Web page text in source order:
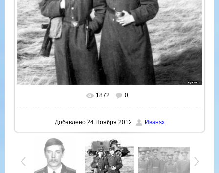
В реальном размере 733x730
1872 0
Добавлено24 Ноября 2012 Иванsx